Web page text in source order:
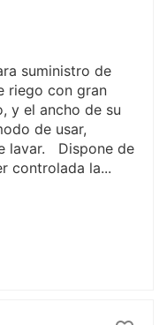
suministro de
riego con gran
y el ancho de su
de usar,
lavar. Dispone de
controlada la...